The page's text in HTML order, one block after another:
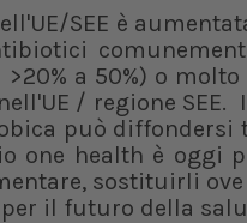
SEE è
a 50%) o molto
/ regione SEE.
può diffondersi
one health è oggi
sostituirli ove
il futuro della